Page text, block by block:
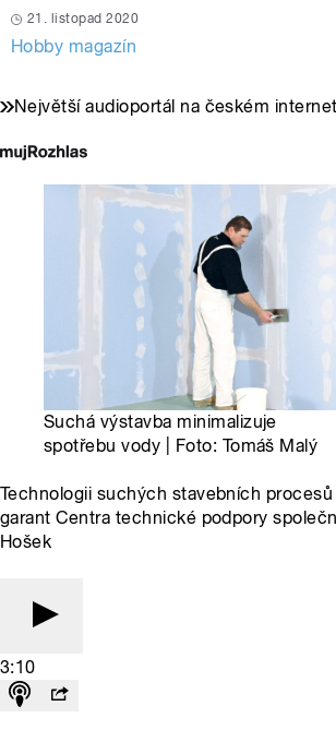
21. listopad 2020
Hobby magazín
Největší audioportál na českém
Suchá výstavba minimalizuje
spotřebu vody | Foto: Tomáš Malý
Technologii suchých stavebních
garant Centra technické podpory
Hošek
3:10